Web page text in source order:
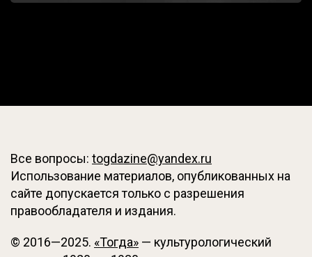
Все вопросы: togdazine@yandex.ru
Использование материалов, опубликованных на
сайте допускается только с разрешения
правообладателя и издания.
© 2016—2025. «Тогда» — культурологический